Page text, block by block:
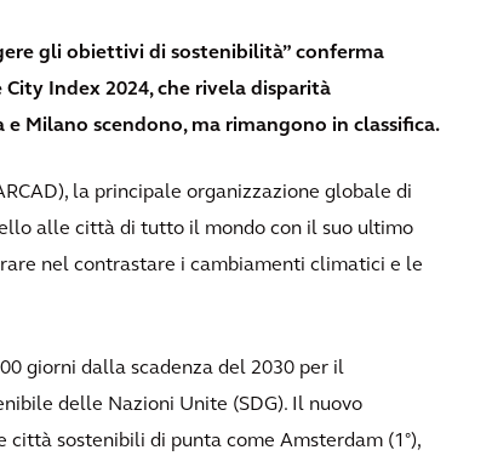
gli obiettivi di sostenibilità” conferma
Index 2024, che rivela disparità
Milano scendono, ma rimangono in classifica.
la principale organizzazione globale di
alle città di tutto il mondo con il suo ultimo
nel contrastare i cambiamenti climatici e le
giorni dalla scadenza del 2030 per il
delle Nazioni Unite (SDG). Il nuovo
sostenibili di punta come Amsterdam (1°),